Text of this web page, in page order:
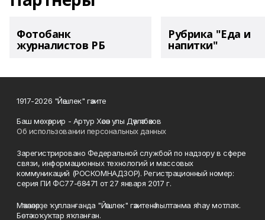
Фотобанк
журналистов РБ
Рубрика "Еда и
напитки"
1917-2026 "Йәшлек" гәзите
Баш мөхәррир - Артур Хәсән улы Дәүләтбәков
Об использовании персональных данных
Зарегистрировано Федеральной службой по надзору в сфере
связи, информационных технологий и массовых
коммуникаций (РОСКОМНАДЗОР). Регистрационный номер:
серия ПИ ФС77-68471 от 27 января 2017 г.
Мәҡәләләрҙе ҡулланғанда "Йәшлек" гәзитенә һылтанма яһау мотлаҡ.
Бөтә хоҡуҡтар яҡланған.